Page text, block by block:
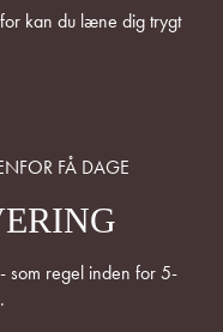
kan du læne dig trygt
FÅ DAGE
som regel inden for 5-